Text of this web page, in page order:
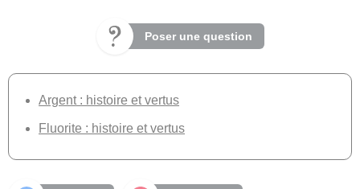
Poser une question
Argent : histoire et vertus
Fluorite : histoire et vertus